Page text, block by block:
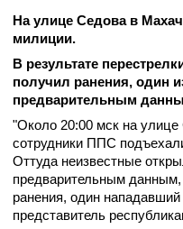
На улице Седова в
милиции.
В результате
получил ранения, один
предварительным
"Около 20:00 мск на
сотрудники ППС
Оттуда неизвестные
предварительным
ранения, один нападавший
представитель